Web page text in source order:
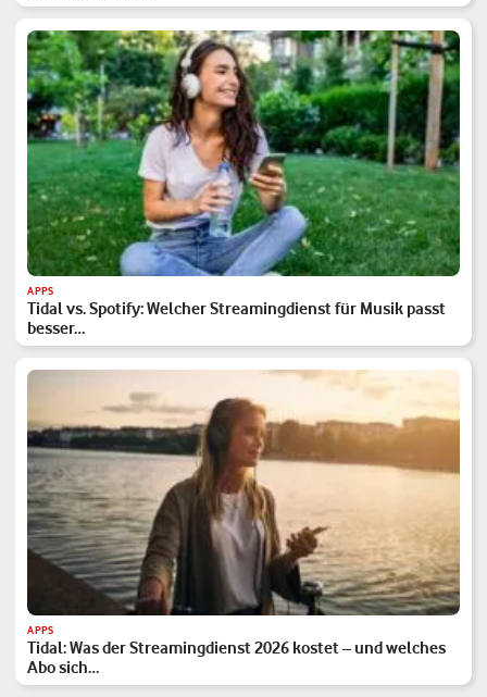
APPS
Tidal vs. Spotify: Welcher Streamingdienst für Musik passt
besser…
APPS
Tidal: Was der Streamingdienst 2026 kostet – und welches
Abo sich…